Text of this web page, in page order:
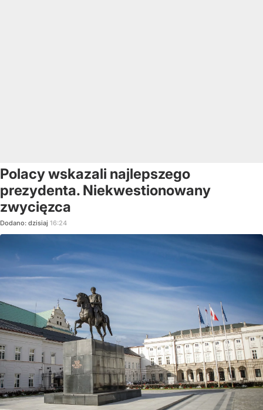
Polacy wskazali najlepszego
prezydenta. Niekwestionowany
zwycięzca
Dodano: dzisiaj 16:24